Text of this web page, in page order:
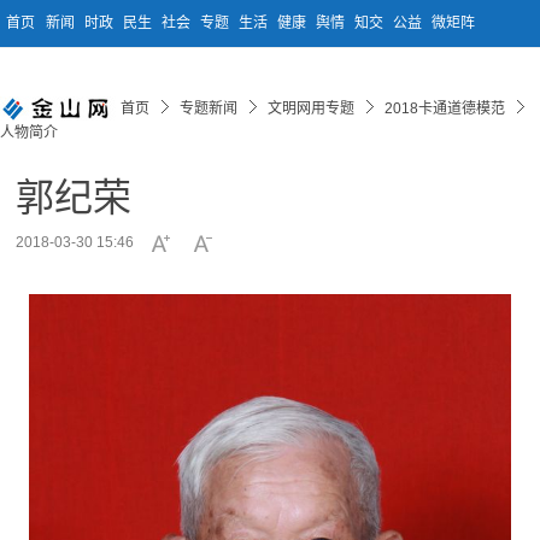
首页 新闻 时政 民生 社会 专题 生活 健康 舆情 知交 公益 微矩阵
首页 专题新闻 文明网用专题
2018卡通道德模范
人物简介
郭纪荣
2018-03-30 15:46